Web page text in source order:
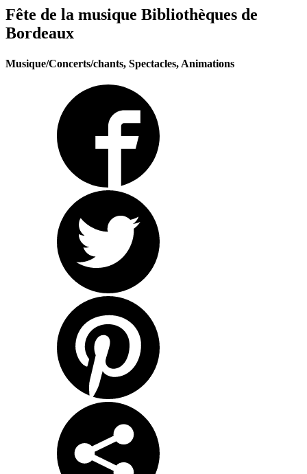
Fête de la musique Bibliothèques de
Bordeaux
Musique/Concerts/chants, Spectacles, Animations